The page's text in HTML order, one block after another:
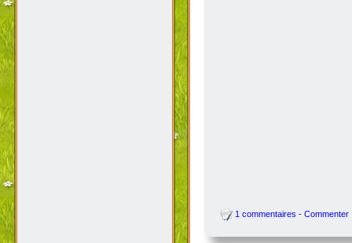
1 commentaires - Commenter